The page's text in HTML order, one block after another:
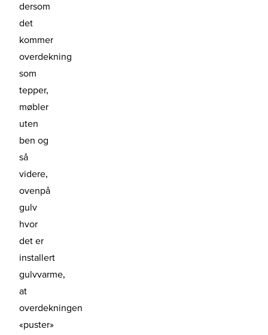
dersom
det
kommer
overdekning
som
tepper,
møbler
uten
ben og
så
videre,
ovenpå
gulv
hvor
det er
installert
gulvvarme,
at
overdekningen
«puster»